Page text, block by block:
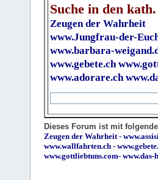
Suche in den
Zeugen der Wahrheit
www.Jungfrau-der-
www.barbara-
www.gebete.ch
www.adorare.ch
Dieses Forum ist mit
Zeugen der Wahrheit -
www.wallfahrten.ch -
www.gottliebtuns.com- www.das-